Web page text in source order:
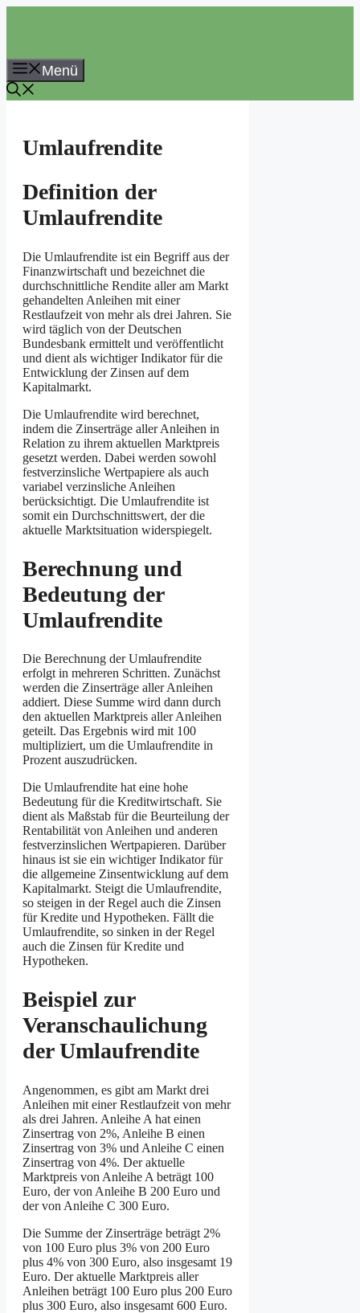
Menü
Umlaufrendite
Definition der
Umlaufrendite
Die Umlaufrendite ist ein Begriff aus der
Finanzwirtschaft und bezeichnet die
durchschnittliche Rendite aller am Markt
gehandelten Anleihen mit einer
Restlaufzeit von mehr als drei Jahren. Sie
wird täglich von der Deutschen
Bundesbank ermittelt und veröffentlicht
und dient als wichtiger Indikator für die
Entwicklung der Zinsen auf dem
Kapitalmarkt.
Die Umlaufrendite wird berechnet,
indem die Zinserträge aller Anleihen in
Relation zu ihrem aktuellen Marktpreis
gesetzt werden. Dabei werden sowohl
festverzinsliche Wertpapiere als auch
variabel verzinsliche Anleihen
berücksichtigt. Die Umlaufrendite ist
somit ein Durchschnittswert, der die
aktuelle Marktsituation widerspiegelt.
Berechnung und
Bedeutung der
Umlaufrendite
Die Berechnung der Umlaufrendite
erfolgt in mehreren Schritten. Zunächst
werden die Zinserträge aller Anleihen
addiert. Diese Summe wird dann durch
den aktuellen Marktpreis aller Anleihen
geteilt. Das Ergebnis wird mit 100
multipliziert, um die Umlaufrendite in
Prozent auszudrücken.
Die Umlaufrendite hat eine hohe
Bedeutung für die Kreditwirtschaft. Sie
dient als Maßstab für die Beurteilung der
Rentabilität von Anleihen und anderen
festverzinslichen Wertpapieren. Darüber
hinaus ist sie ein wichtiger Indikator für
die allgemeine Zinsentwicklung auf dem
Kapitalmarkt. Steigt die Umlaufrendite,
so steigen in der Regel auch die Zinsen
für Kredite und Hypotheken. Fällt die
Umlaufrendite, so sinken in der Regel
auch die Zinsen für Kredite und
Hypotheken.
Beispiel zur
Veranschaulichung
der Umlaufrendite
Angenommen, es gibt am Markt drei
Anleihen mit einer Restlaufzeit von mehr
als drei Jahren. Anleihe A hat einen
Zinsertrag von 2%, Anleihe B einen
Zinsertrag von 3% und Anleihe C einen
Zinsertrag von 4%. Der aktuelle
Marktpreis von Anleihe A beträgt 100
Euro, der von Anleihe B 200 Euro und
der von Anleihe C 300 Euro.
Die Summe der Zinserträge beträgt 2%
von 100 Euro plus 3% von 200 Euro
plus 4% von 300 Euro, also insgesamt 19
Euro. Der aktuelle Marktpreis aller
Anleihen beträgt 100 Euro plus 200 Euro
plus 300 Euro, also insgesamt 600 Euro.